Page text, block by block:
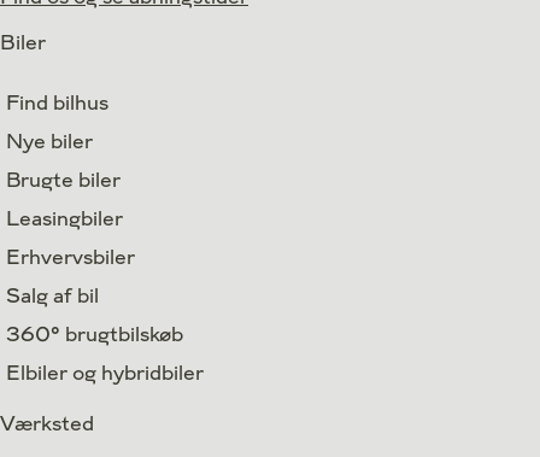
Biler
Find bilhus
Nye biler
Brugte biler
Leasingbiler
Erhvervsbiler
Salg af bil
360° brugtbilskøb
Elbiler og hybridbiler
Værksted